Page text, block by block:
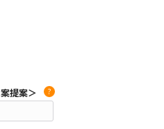
提案＞ ?